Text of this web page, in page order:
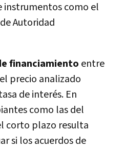
instrumentos como el
Autoridad
financiamiento entre
precio analizado
de interés. En
como las del
corto plazo resulta
si los acuerdos de